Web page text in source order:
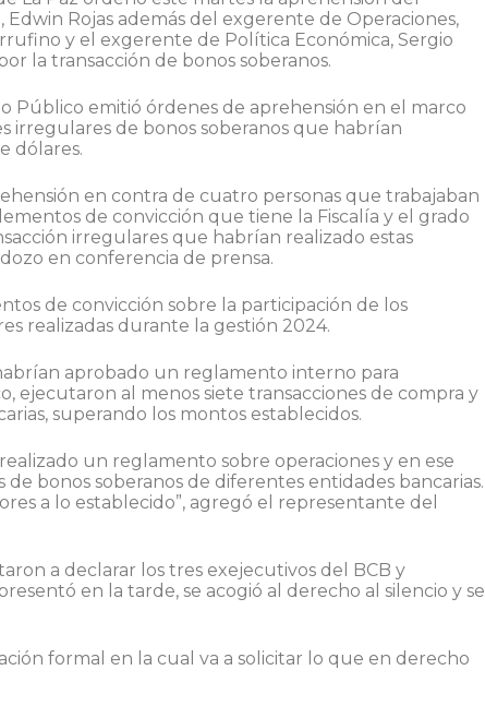
Rojas además del exgerente de Operaciones,
y el exgerente de Política Económica, Sergio
la transacción de bonos soberanos.
Público emitió órdenes de aprehensión en el marco
irregulares de bonos soberanos que habrían
dólares.
en contra de cuatro personas que trabajaban
de convicción que tiene la Fiscalía y el grado
irregulares que habrían realizado estas
en conferencia de prensa.
de convicción sobre la participación de los
realizadas durante la gestión 2024.
aprobado un reglamento interno para
ejecutaron al menos siete transacciones de compra y
superando los montos establecidos.
un reglamento sobre operaciones y en ese
bonos soberanos de diferentes entidades bancarias.
a lo establecido”, agregó el representante del
a declarar los tres exejecutivos del BCB y
en la tarde, se acogió al derecho al silencio y se
formal en la cual va a solicitar lo que en derecho